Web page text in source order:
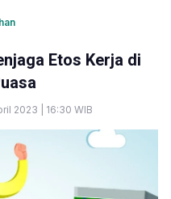
Etos Kerja di
2023 | 16:30 WIB